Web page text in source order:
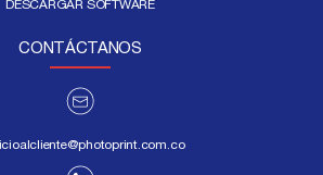
DESCARGAR SOFTWARE
CONTÁCTANOS